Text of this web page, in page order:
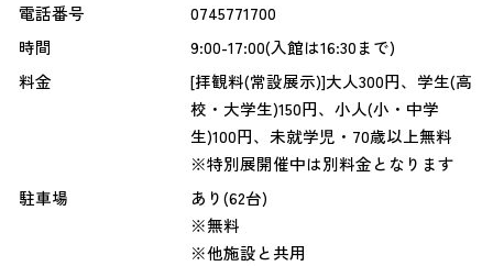
電話番号
0745771700
時間
9:00-17:00(入館は16:30まで)
料金
[拝観料(常設展示)]大人300円、学生(高
校・大学生)150円、小人(小・中学
生)100円、未就学児・70歳以上無料
※特別展開催中は別料金となります
駐車場
あり(62台)
※無料
※他施設と共用